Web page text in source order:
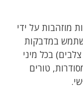
מוזהבות על ידי
במדבקות
בכל מיני
טורים